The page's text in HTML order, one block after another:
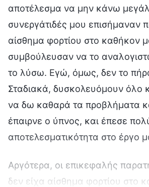
αποτέλεσμα να μην κάνω
συνεργάτιδές μου επισήμαναν
αίσθημα φορτίου στο καθήκον
συμβούλευσαν να το
το λύσω. Εγώ, όμως, δεν το
Σταδιακά, δυσκολευόμουν όλο
να δω καθαρά τα προβλήματα
έπαιρνε ο ύπνος, και έπεσε
αποτελεσματικότητα στο έργο
Αργότερα, οι επικεφαλής
δεν είχα αίσθημα φορτίου στο